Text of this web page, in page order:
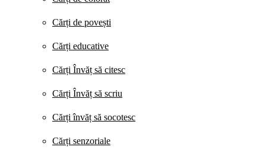
Cărți de povești
Cărți educative
Cărți Învăț să citesc
Cărți Învăț să scriu
Cărți învăț să socotesc
Cărți senzoriale